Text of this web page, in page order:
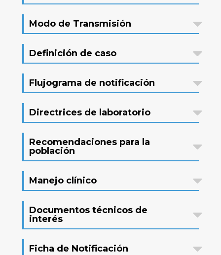
Modo de Transmisión
Definición de caso
Flujograma de notificación
Directrices de laboratorio
Recomendaciones para la
población
Manejo clínico
Documentos técnicos de
interés
Ficha de Notificación